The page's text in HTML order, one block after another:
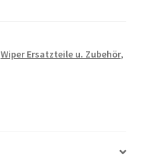
Wiper Ersatzteile u. Zubehör,